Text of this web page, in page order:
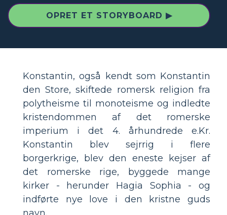
OPRET ET STORYBOARD ▶
Konstantin, også kendt som Konstantin
den Store, skiftede romersk religion fra
polytheisme til monoteisme og indledte
kristendommen af ​​det romerske
imperium i det 4. århundrede e.Kr.
Konstantin blev sejrrig i flere
borgerkrige, blev den eneste kejser af
det romerske rige, byggede mange
kirker - herunder Hagia Sophia - og
indførte nye love i den kristne guds